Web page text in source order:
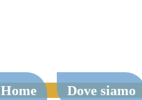
Home Dove siamo